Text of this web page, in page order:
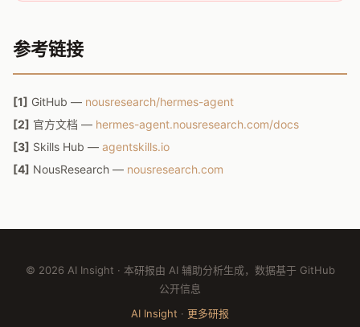
参考链接
[1] GitHub — nousresearch/hermes-agent
[2] 官方文档 — hermes-agent.nousresearch.com/docs
[3] Skills Hub — agentskills.io
[4] NousResearch — nousresearch.com
© 2026 AI Insight · 本研报由 AI 辅助分析生成，数据基于 GitHub
公开信息
AI Insight · 更多研报